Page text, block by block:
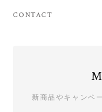
CONTACT
新商品やキャンペ